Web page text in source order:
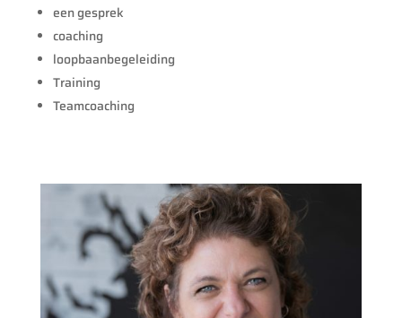
een gesprek
coaching
loopbaanbegeleiding
Training
Teamcoaching